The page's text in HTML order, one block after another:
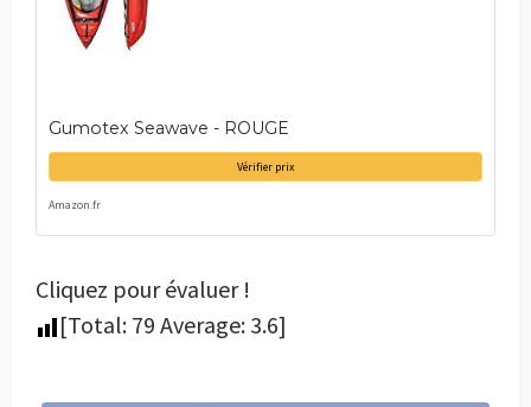
Gumotex Seawave - ROUGE
Vérifier prix
Amazon.fr
Cliquez pour évaluer !
[Total: 79 Average: 3.6]